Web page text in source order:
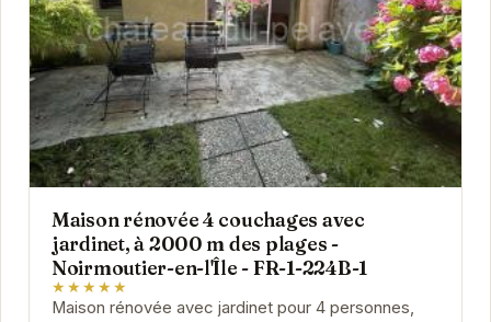
Maison rénovée 4 couchages avec
jardinet, à 2000 m des plages -
Noirmoutier-en-l'Île - FR-1-224B-1
★★★★★
Maison rénovée avec jardinet pour 4 personnes,